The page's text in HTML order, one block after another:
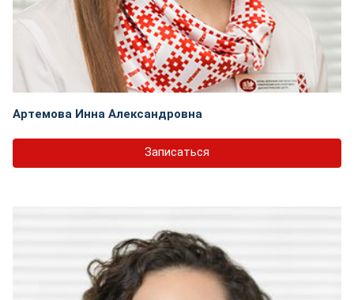
Артемова Инна Александровна
Записаться